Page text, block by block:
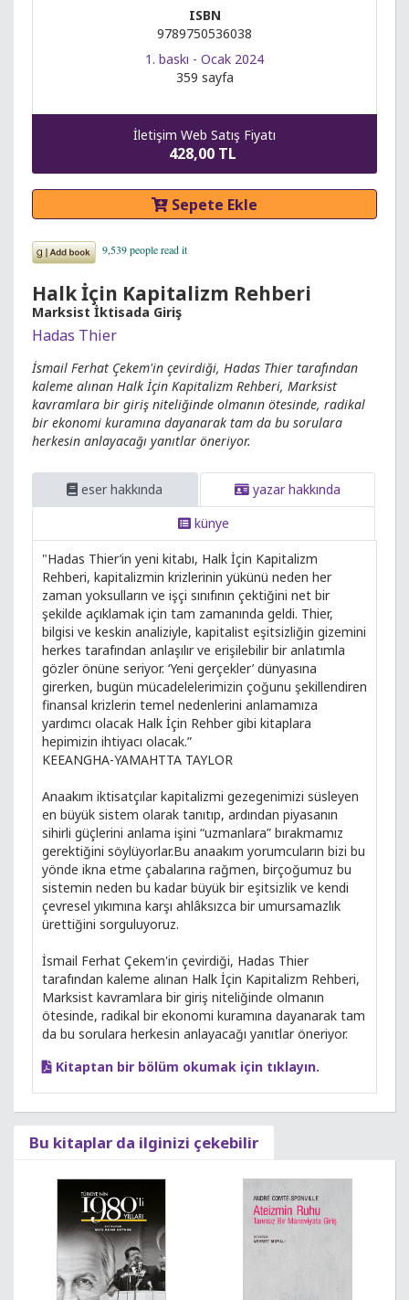
ISBN
9789750536038
1. baskı - Ocak 2024
359 sayfa
İletişim Web Satış Fiyatı
428,00 TL
Sepete Ekle
Halk İçin Kapitalizm Rehberi
Marksist İktisada Giriş
Hadas Thier
İsmail Ferhat Çekem'in çevirdiği, Hadas Thier tarafından
kaleme alınan Halk İçin Kapitalizm Rehberi, Marksist
kavramlara bir giriş niteliğinde olmanın ötesinde, radikal
bir ekonomi kuramına dayanarak tam da bu sorulara
herkesin anlayacağı yanıtlar öneriyor.
eser hakkında
yazar hakkında
künye
"Hadas Thier’in yeni kitabı, Halk İçin Kapitalizm
Rehberi, kapitalizmin krizlerinin yükünü neden her
zaman yoksulların ve işçi sınıfının çektiğini net bir
şekilde açıklamak için tam zamanında geldi. Thier,
bilgisi ve keskin analiziyle, kapitalist eşitsizliğin gizemini
herkes tarafından anlaşılır ve erişilebilir bir anlatımla
gözler önüne seriyor. ‘Yeni gerçekler’ dünyasına
girerken, bugün mücadelelerimizin çoğunu şekillendiren
finansal krizlerin temel nedenlerini anlamamıza
yardımcı olacak Halk İçin Rehber gibi kitaplara
hepimizin ihtiyacı olacak.”
KEEANGHA-YAMAHTTA TAYLOR
Anaakım iktisatçılar kapitalizmi gezegenimizi süsleyen
en büyük sistem olarak tanıtıp, ardından piyasanın
sihirli güçlerini anlama işini “uzmanlara” bırakmamız
gerektiğini söylüyorlar.Bu anaakım yorumcuların bizi bu
yönde ikna etme çabalarına rağmen, birçoğumuz bu
sistemin neden bu kadar büyük bir eşitsizlik ve kendi
çevresel yıkımına karşı ahlâksızca bir umursamazlık
ürettiğini sorguluyoruz.
İsmail Ferhat Çekem'in çevirdiği, Hadas Thier
tarafından kaleme alınan Halk İçin Kapitalizm Rehberi,
Marksist kavramlara bir giriş niteliğinde olmanın
ötesinde, radikal bir ekonomi kuramına dayanarak tam
da bu sorulara herkesin anlayacağı yanıtlar öneriyor.
Kitaptan bir bölüm okumak için tıklayın.
Bu kitaplar da ilginizi çekebilir